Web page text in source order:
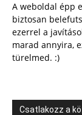
A weboldal épp
biztosan
ezerrel a
marad annyira,
türelmed. :)
Csatlakozz a